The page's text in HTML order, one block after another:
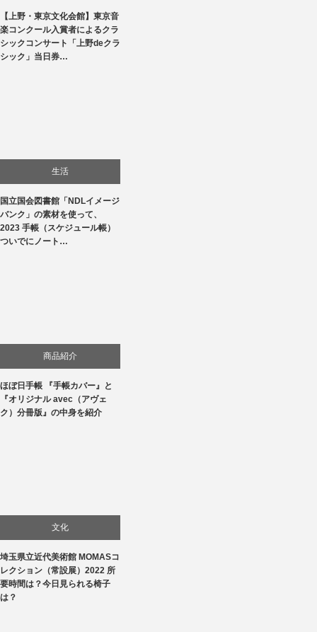
文化
音楽会・コンサート
【上野・東京文化会館】東京音
楽コンクール入賞者によるクラ
シックコンサート「上野deクラ
シック」当日券…
生活
国立国会図書館「NDLイメージ
バンク」の素材を使って、
2023 手帳（スケジュール帳）
ついでにノート…
商品紹介
生活
ほぼ日手帳 『手帳カバー』と
『オリジナル avec（アヴェ
ク）分冊版』の中身を紹介
文化
美術展・美術館・博物館巡り
埼玉県立近代美術館 MOMASコ
レクション（常設展）2022 所
要時間は？今日見られる椅子
は？